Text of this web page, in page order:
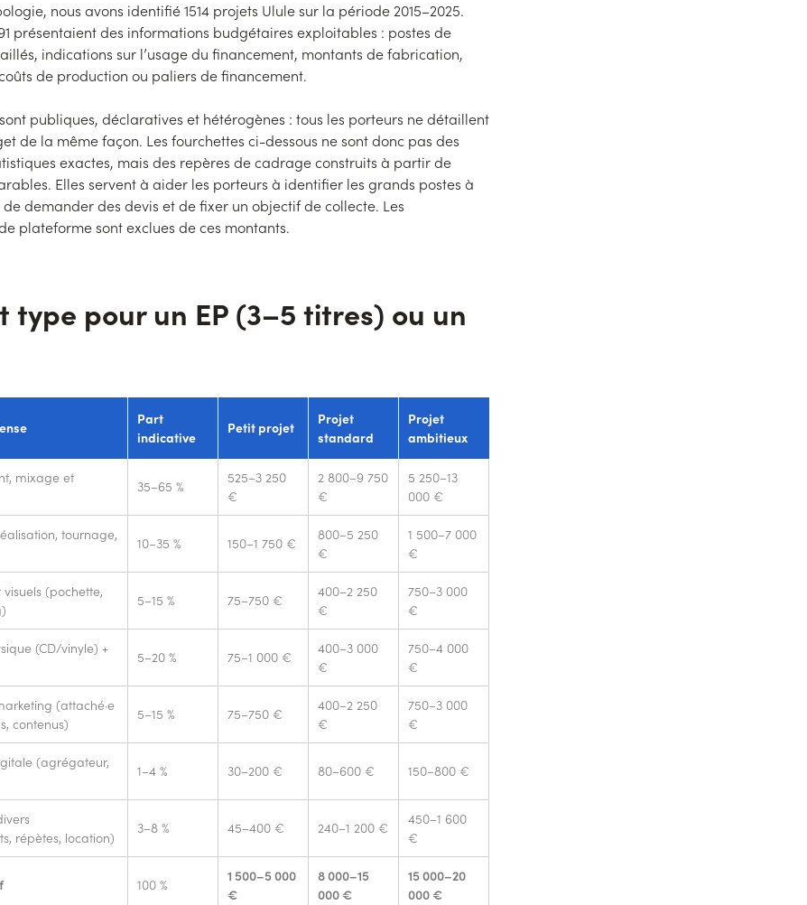
nous avons identifié 1514 projets Ulule sur la période 2015–2025.
présentaient des informations budgétaires exploitables : postes de
indications sur l’usage du financement, montants de fabrication,
de production ou paliers de financement.
publiques, déclaratives et hétérogènes : tous les porteurs ne détaillent
de la même façon. Les fourchettes ci-dessous ne sont donc pas des
exactes, mais des repères de cadrage construits à partir de
Elles servent à aider les porteurs à identifier les grands postes à
demander des devis et de fixer un objectif de collecte. Les
plateforme sont exclues de ces montants.
type pour un EP (3–5 titres) ou un
Part
indicative
Petit projet
Projet
standard
Projet
ambitieux
mixage et
35–65 %
525–3 250
€
2 800–9 750
€
5 250–13
000 €
tournage,
10–35 % 150–1 750 €
800–5 250
€
1 500–7 000
€
(pochette,
5–15 % 75–750 €
400–2 250
€
750–3 000
€
(CD/vinyle) +
5–20 % 75–1 000 €
400–3 000
€
750–4 000
€
(attaché·e
contenus)
5–15 % 75–750 €
400–2 250
€
750–3 000
€
(agrégateur,
1–4 % 30–200 € 80–600 € 150–800 €
répètes, location)
3–8 % 45–400 € 240–1 200 €
450–1 600
€
100 %
1 500–5 000
€
8 000–15
000 €
15 000–20
000 €